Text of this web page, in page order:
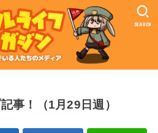
SEARCH
事！（1月29日週）